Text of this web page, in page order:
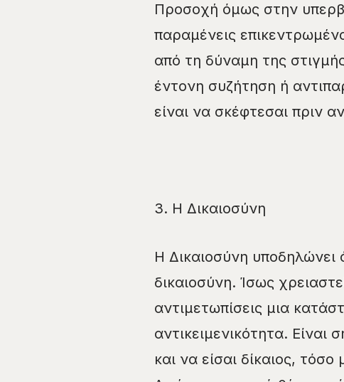
Προσοχή όμως στην
παραμένεις
από τη δύναμη της
έντονη συζήτηση ή
είναι να σκέφτεσαι πριν
3. Η Δικαιοσύνη
Η Δικαιοσύνη υποδηλώνει
δικαιοσύνη. Ίσως
αντιμετωπίσεις μια
αντικειμενικότητα. Είναι
και να είσαι δίκαιος,